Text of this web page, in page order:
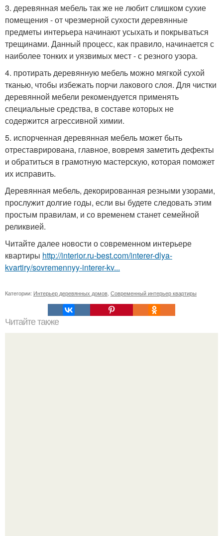
3. деревянная мебель так же не любит слишком сухие
помещения - от чрезмерной сухости деревянные
предметы интерьера начинают усыхать и покрываться
трещинами. Данный процесс, как правило, начинается с
наиболее тонких и уязвимых мест - с резного узора.
4. протирать деревянную мебель можно мягкой сухой
тканью, чтобы избежать порчи лакового слоя. Для чистки
деревянной мебели рекомендуется применять
специальные средства, в составе которых не
содержится агрессивной химии.
5. испорченная деревянная мебель может быть
отреставрирована, главное, вовремя заметить дефекты
и обратиться в грамотную мастерскую, которая поможет
их исправить.
Деревянная мебель, декорированная резными узорами,
прослужит долгие годы, если вы будете следовать этим
простым правилам, и со временем станет семейной
реликвией.
Читайте далее новости о современном интерьере
квартиры http://interior.ru-best.com/interer-dlya-
kvartiry/sovremennyy-interer-kv...
Категории: Интерьер деревянных домов, Современный интерьер квартиры
Читайте также